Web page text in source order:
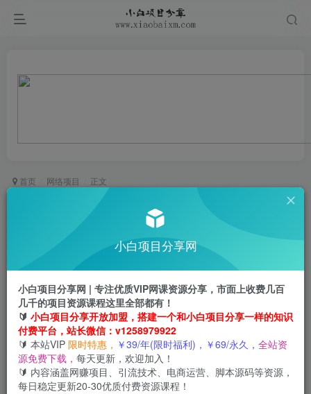
首页 网络项目 正文
小红书冷门”暗黑”赛道，单日收益多张
0 677 10
小红书冷门”暗黑”赛道，单日收益多张
此内容为会员免费，请付费后查看
云币3 限时特惠
云币 99
年VIP免费
会员免费
小白项目分享网
小白项目分享网 | 专注优质VIP网课资源分享，市面上收费几百
几千的项目资源课程这里全部都有！
🔰 小白项目分享开放加盟，搭建一个和小白项目分享一样的知识
付费平台，站长微信：v1258979922
🔰 本站VIP 限时特惠， ￥39/年(限时福利)，￥69/永久， 全站资
源免费下载， 每天更新，欢迎加入！
🔰 内容涵盖网赚项目、引流技术、电商运营、脚本源码等资源，
每日稳定更新20-30优质付费资源课程！